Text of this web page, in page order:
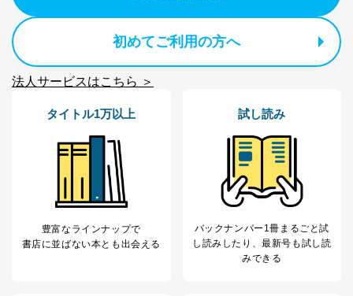
初めてご利用の方へ
法人サービスはこちら ＞
タイトル1万以上
豊富なラインナップで
書店に並ばない本とも出会える
試し読み
バックナンバー1冊まるごと試
し読み したり、最新号も試し読
みできる